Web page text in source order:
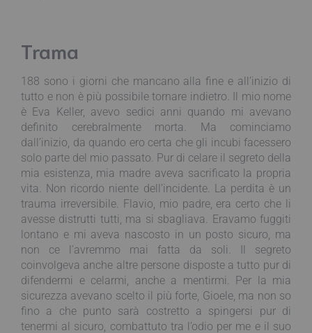
Trama
188 sono i giorni che mancano alla fine e all’inizio di
tutto e non è più possibile tornare indietro. Il mio nome
è Eva Keller, avevo sedici anni quando mi avevano
definito cerebralmente morta. Ma cominciamo
dall’inizio, da quando ero certa che gli incubi facessero
solo parte del mio passato. Pur di celare il segreto della
mia esistenza, mia madre aveva sacrificato la propria
vita. Non ricordo niente dell’incidente. La perdita è un
trauma irreversibile. Flavio, mio padre, era certo che li
avesse distrutti tutti, ma si sbagliava. Eravamo fuggiti
lontano e mi aveva nascosto in un posto sicuro, ma
non ce l’avremmo mai fatta da soli. Il segreto
coinvolgeva anche altre persone disposte a tutto pur di
difendermi e celarmi, anche a mentirmi. Per la mia
sicurezza avevano scelto il più forte, Gioele, ma non so
fino a che punto sarà costretto a spingersi pur di
tenermi al sicuro, combattuto tra l’odio per me e il suo